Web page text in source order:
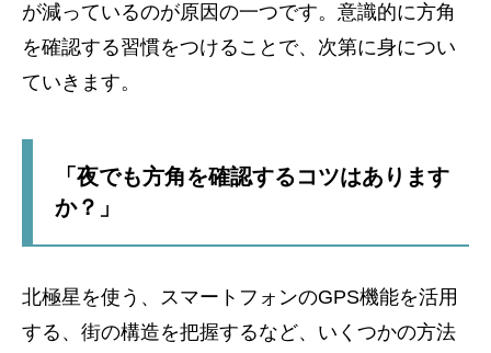
が減っているのが原因の一つです。意識的に方角
を確認する習慣をつけることで、次第に身につい
ていきます。
「夜でも方角を確認するコツはあります
か？」
北極星を使う、スマートフォンのGPS機能を活用
する、街の構造を把握するなど、いくつかの方法